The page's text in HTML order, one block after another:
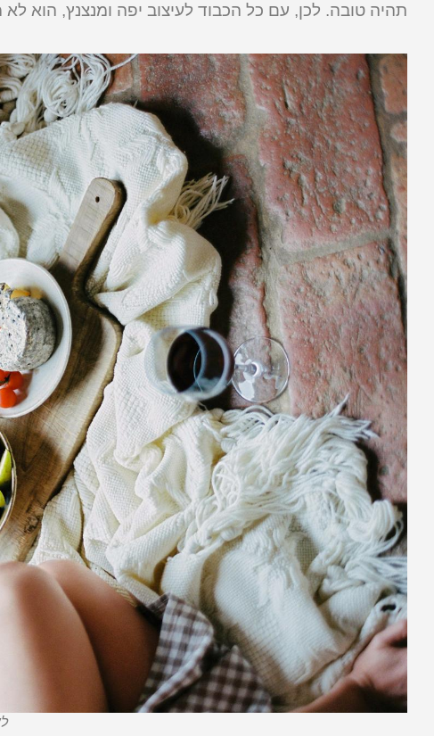
תהיה טובה. לכן, עם כל הכבוד לעיצוב יפה ומנצנץ, הוא